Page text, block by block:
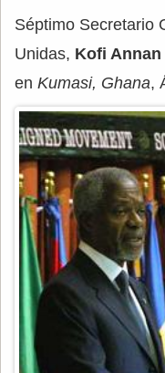
Séptimo Secretario
Unidas, Kofi Annan
en Kumasi, Ghana,